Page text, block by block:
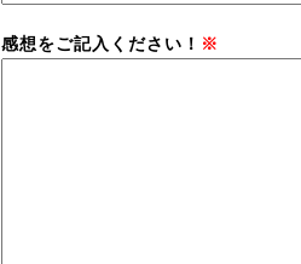
感想をご記入ください！ ※